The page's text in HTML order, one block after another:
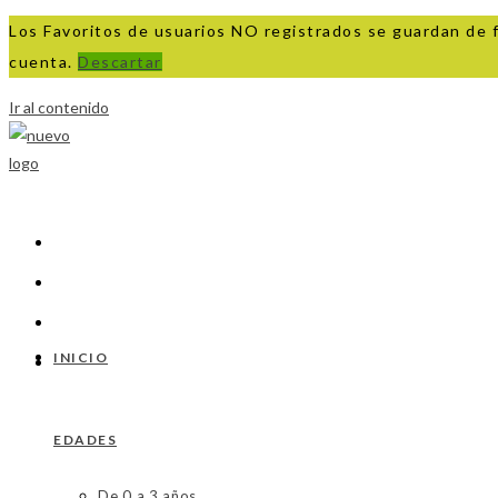
Los Favoritos de usuarios NO registrados se guardan
cuenta. Descartar
Ir al contenido
INICIO
EDADES